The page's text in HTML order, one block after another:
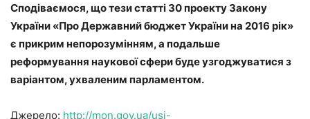
Сподіваємося, що тези статті 30 проекту Закону
України «Про Державний бюджет України на 2016 рік»
є прикрим непорозумінням, а подальше
реформування наукової сфери буде узгоджуватися з
варіантом, ухваленим парламентом.
Джерело: http://mon.gov.ua/usi-